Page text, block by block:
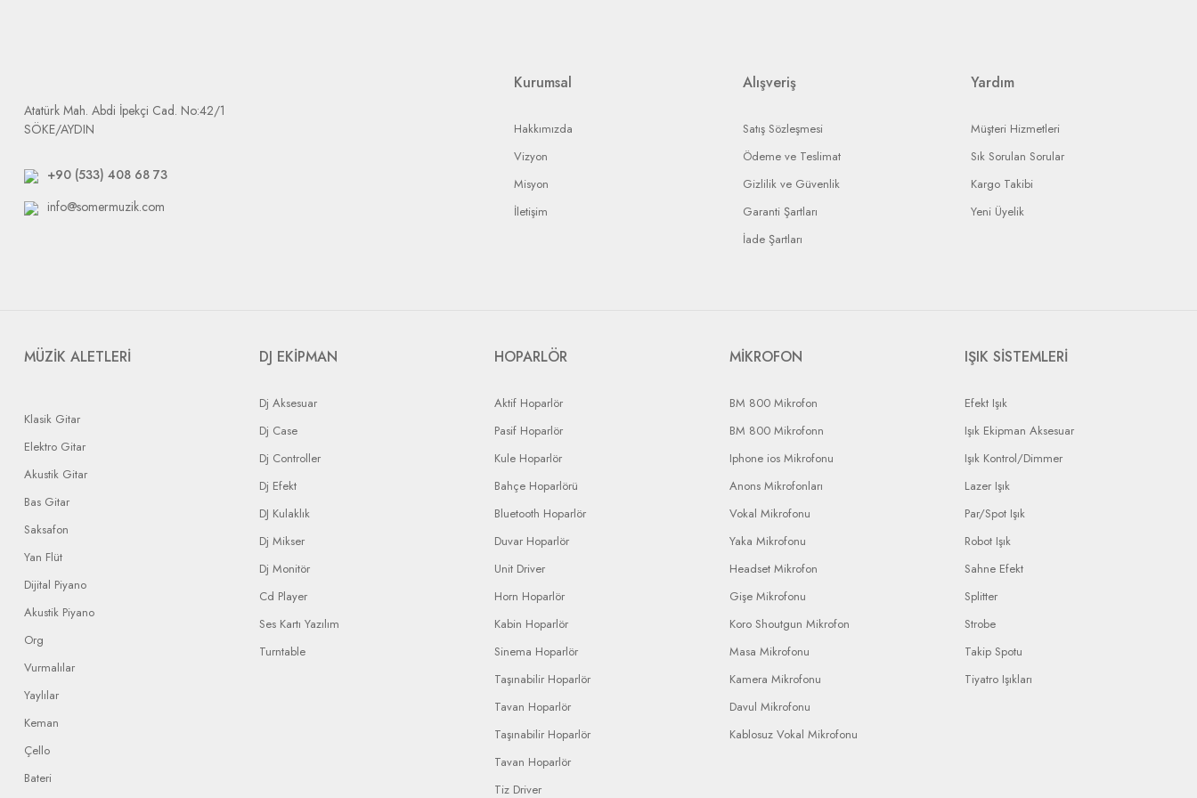
Dikkat etmeniz gerek durum: tarafımıza yapılacak bütün gönderilerin anlaşmalı olduğumuz kargo firmaları ile yapılması gerekir.
Atatürk Mah. Abdi İpekçi Cad. No:42/1
SÖKE/AYDIN
+90 (533) 408 68 73
info@somermuzik.com
Kurumsal
Hakkımızda
Vizyon
Misyon
İletişim
Alışveriş
Satış Sözleşmesi
Ödeme ve Teslimat
Gizlilik ve Güvenlik
Garanti Şartları
İade Şartları
Yardım
Müşteri Hizmetleri
Sık Sorulan Sorular
Kargo Takibi
Yeni Üyelik
MÜZİK ALETLERİ
Klasik Gitar
Elektro Gitar
Akustik Gitar
Bas Gitar
Saksafon
Yan Flüt
Dijital Piyano
Akustik Piyano
Org
Vurmalılar
Yaylılar
Keman
Çello
Bateri
DJ EKİPMAN
Dj Aksesuar
Dj Case
Dj Controller
Dj Efekt
DJ Kulaklık
Dj Mikser
Dj Monitör
Cd Player
Ses Kartı Yazılım
Turntable
HOPARLÖR
Aktif Hoparlör
Pasif Hoparlör
Kule Hoparlör
Bahçe Hoparlörü
Bluetooth Hoparlör
Duvar Hoparlör
Unit Driver
Horn Hoparlör
Kabin Hoparlör
Sinema Hoparlör
Taşınabilir Hoparlör
Tavan Hoparlör
Taşınabilir Hoparlör
Tavan Hoparlör
Tiz Driver
MİKROFON
BM 800 Mikrofon
BM 800 Mikrofonn
Iphone ios Mikrofonu
Anons Mikrofonları
Vokal Mikrofonu
Yaka Mikrofonu
Headset Mikrofon
Gişe Mikrofonu
Koro Shoutgun Mikrofon
Masa Mikrofonu
Kamera Mikrofonu
Davul Mikrofonu
Kablosuz Vokal Mikrofonu
IŞIK SİSTEMLERİ
Efekt Işık
Işık Ekipman Aksesuar
Işık Kontrol/Dimmer
Lazer Işık
Par/Spot Işık
Robot Işık
Sahne Efekt
Splitter
Strobe
Takip Spotu
Tiyatro Işıkları